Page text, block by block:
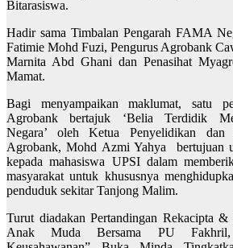
Bitarasiswa.
Hadir sama Timbalan Pengarah FAMA
Fatimie Mohd Fuzi, Pengurus Agrobank
Marnita Abd Ghani dan Penasihat
Mamat.
Bagi menyampaikan maklumat, satu
Agrobank bertajuk ‘Belia Terdidik
Negara’ oleh Ketua Penyelidikan dan
Agrobank, Mohd Azmi Yahya bertujuan
kepada mahasiswa UPSI dalam
masyarakat untuk khususnya
penduduk sekitar Tanjong Malim.
Turut diadakan Pertandingan Rekacipta
Anak Muda Bersama PU Fakhril,